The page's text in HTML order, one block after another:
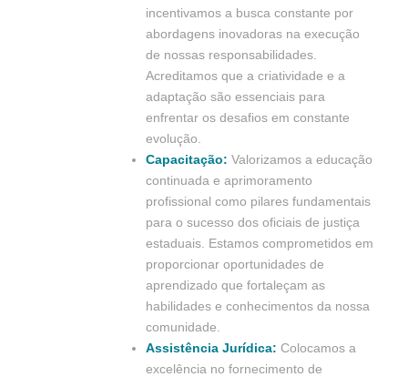
incentivamos a busca constante por
abordagens inovadoras na execução
de nossas responsabilidades.
Acreditamos que a criatividade e a
adaptação são essenciais para
enfrentar os desafios em constante
evolução.
Capacitação: Valorizamos a educação
continuada e aprimoramento
profissional como pilares fundamentais
para o sucesso dos oficiais de justiça
estaduais. Estamos comprometidos em
proporcionar oportunidades de
aprendizado que fortaleçam as
habilidades e conhecimentos da nossa
comunidade.
Assistência Jurídica: Colocamos a
excelência no fornecimento de